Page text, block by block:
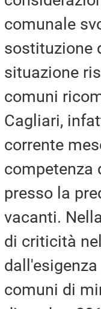
comunale
sostituzione
situazione
comuni
Cagliari,
corrente
competenza
presso la
vacanti.
di criticità
comuni di